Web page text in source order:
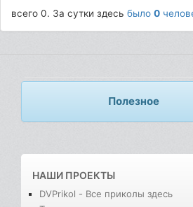
всего 0. За сутки здесьбыло0
Полезное
НАШИ ПРОЕКТЫ
DVPrikol - Все приколы здесь